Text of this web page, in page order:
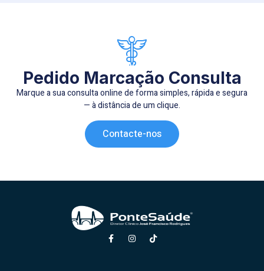
Pedido Marcação Consulta
Marque a sua consulta online de forma simples, rápida e segura
— à distância de um clique.
Contacte-nos